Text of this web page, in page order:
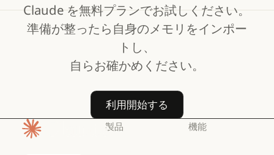
Claude を無料プランでお試しください。
準備が整ったら自身のメモリをインポー
トし、
自らお確かめください。
利用開始する
利用開始する
製品 機能